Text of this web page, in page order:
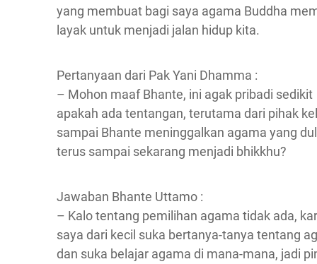
yang membuat bagi saya agama Buddha
layak untuk menjadi jalan hidup kita.
Pertanyaan dari Pak Yani Dhamma :
– Mohon maaf Bhante, ini agak pribadi sedikit
apakah ada tentangan, terutama dari pihak
sampai Bhante meninggalkan agama yang
terus sampai sekarang menjadi bhikkhu?
Jawaban Bhante Uttamo :
– Kalo tentang pemilihan agama tidak ada,
saya dari kecil suka bertanya-tanya tentang
dan suka belajar agama di mana-mana, jadi